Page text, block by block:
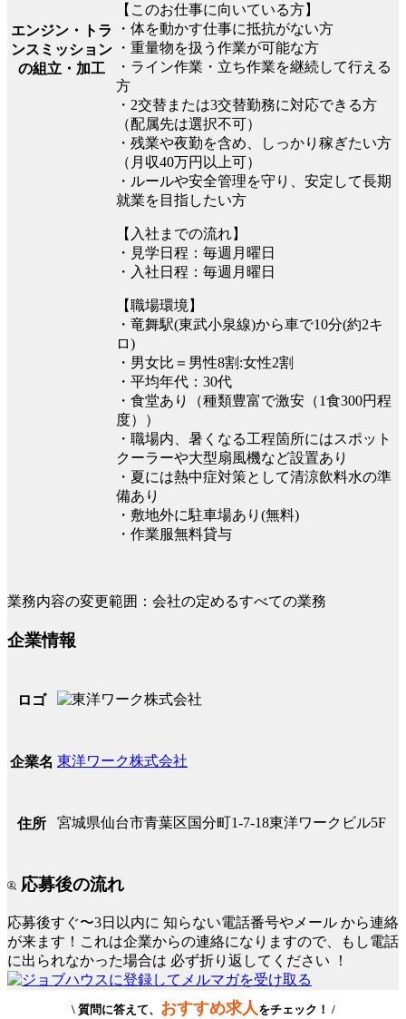
エンジン・トラ
ンスミッション
の組立・加工
【このお仕事に向いている方】
・体を動かす仕事に抵抗がない方
・重量物を扱う作業が可能な方
・ライン作業・立ち作業を継続して行える
方
・2交替または3交替勤務に対応できる方
（配属先は選択不可）
・残業や夜勤を含め、しっかり稼ぎたい方
（月収40万円以上可）
・ルールや安全管理を守り、安定して長期
就業を目指したい方
【入社までの流れ】
・見学日程：毎週月曜日
・入社日程：毎週月曜日
【職場環境】
・竜舞駅(東武小泉線)から車で10分(約2キ
ロ)
・男女比＝男性8割:女性2割
・平均年代：30代
・食堂あり（種類豊富で激安（1食300円程
度））
・職場内、暑くなる工程箇所にはスポット
クーラーや大型扇風機など設置あり
・夏には熱中症対策として清涼飲料水の準
備あり
・敷地外に駐車場あり(無料)
・作業服無料貸与
業務内容の変更範囲：会社の定めるすべての業務
企業情報
ロゴ
企業名 東洋ワーク株式会社
住所 宮城県仙台市青葉区国分町1-7-18東洋ワークビル5F
応募後の流れ
応募後すぐ〜3日以内に 知らない電話番号やメール から連絡
が来ます！これは企業からの連絡になりますので、もし電話
に出られなかった場合は 必ず折り返してください ！
\ 質問に答えて、 おすすめ求人 をチェック！ /